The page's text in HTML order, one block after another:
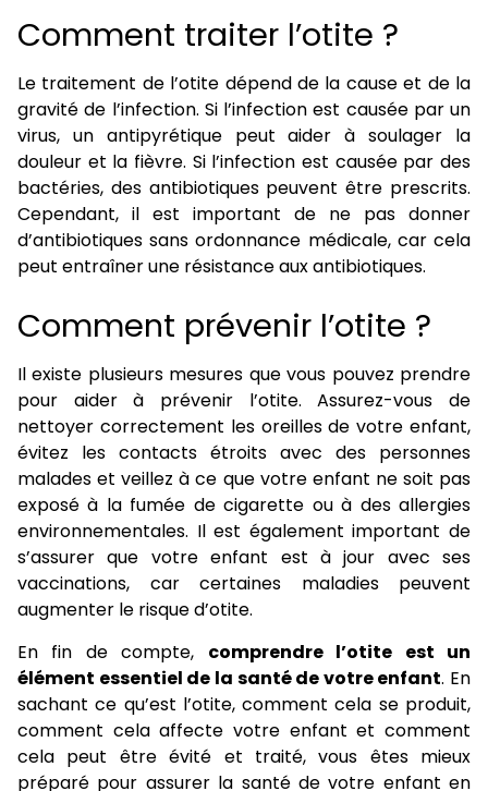
Comment traiter l’otite ?
Le traitement de l’otite dépend de la cause et de la
gravité de l’infection. Si l’infection est causée par un
virus, un antipyrétique peut aider à soulager la
douleur et la fièvre. Si l’infection est causée par des
bactéries, des antibiotiques peuvent être prescrits.
Cependant, il est important de ne pas donner
d’antibiotiques sans ordonnance médicale, car cela
peut entraîner une résistance aux antibiotiques.
Comment prévenir l’otite ?
Il existe plusieurs mesures que vous pouvez prendre
pour aider à prévenir l’otite. Assurez-vous de
nettoyer correctement les oreilles de votre enfant,
évitez les contacts étroits avec des personnes
malades et veillez à ce que votre enfant ne soit pas
exposé à la fumée de cigarette ou à des allergies
environnementales. Il est également important de
s’assurer que votre enfant est à jour avec ses
vaccinations, car certaines maladies peuvent
augmenter le risque d’otite.
En fin de compte, comprendre l’otite est un
élément essentiel de la santé de votre enfant. En
sachant ce qu’est l’otite, comment cela se produit,
comment cela affecte votre enfant et comment
cela peut être évité et traité, vous êtes mieux
préparé pour assurer la santé de votre enfant en